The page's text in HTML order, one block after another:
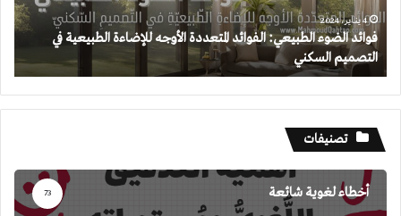
الطبيعية
التصميم
السكني
4 يناير، 2024
فوائد الضوء الطبيعي: الفوائد المتعددة الأوجه للإضاءة الطبيعية في
التصميم السكني
تصنيفات
أخطاء لغوية شائعة 73